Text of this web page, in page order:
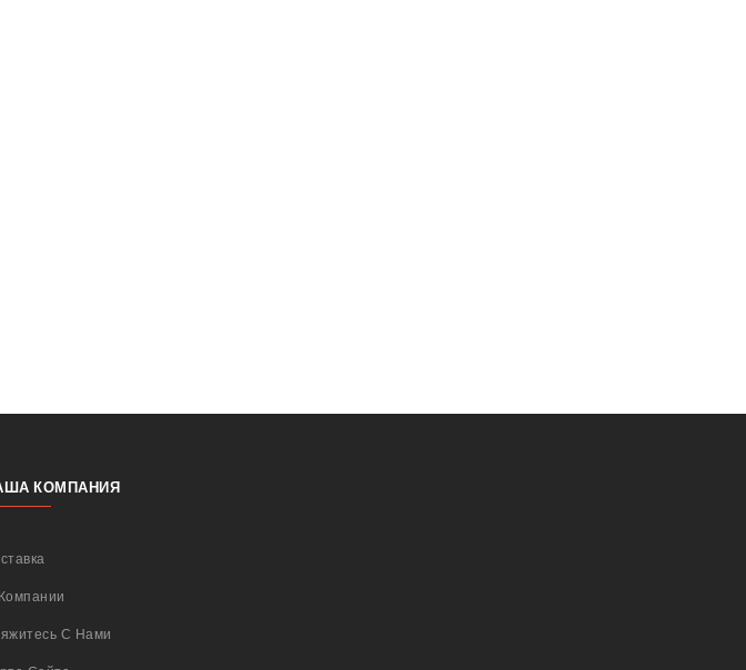
КОМПАНИЯ
С Нами